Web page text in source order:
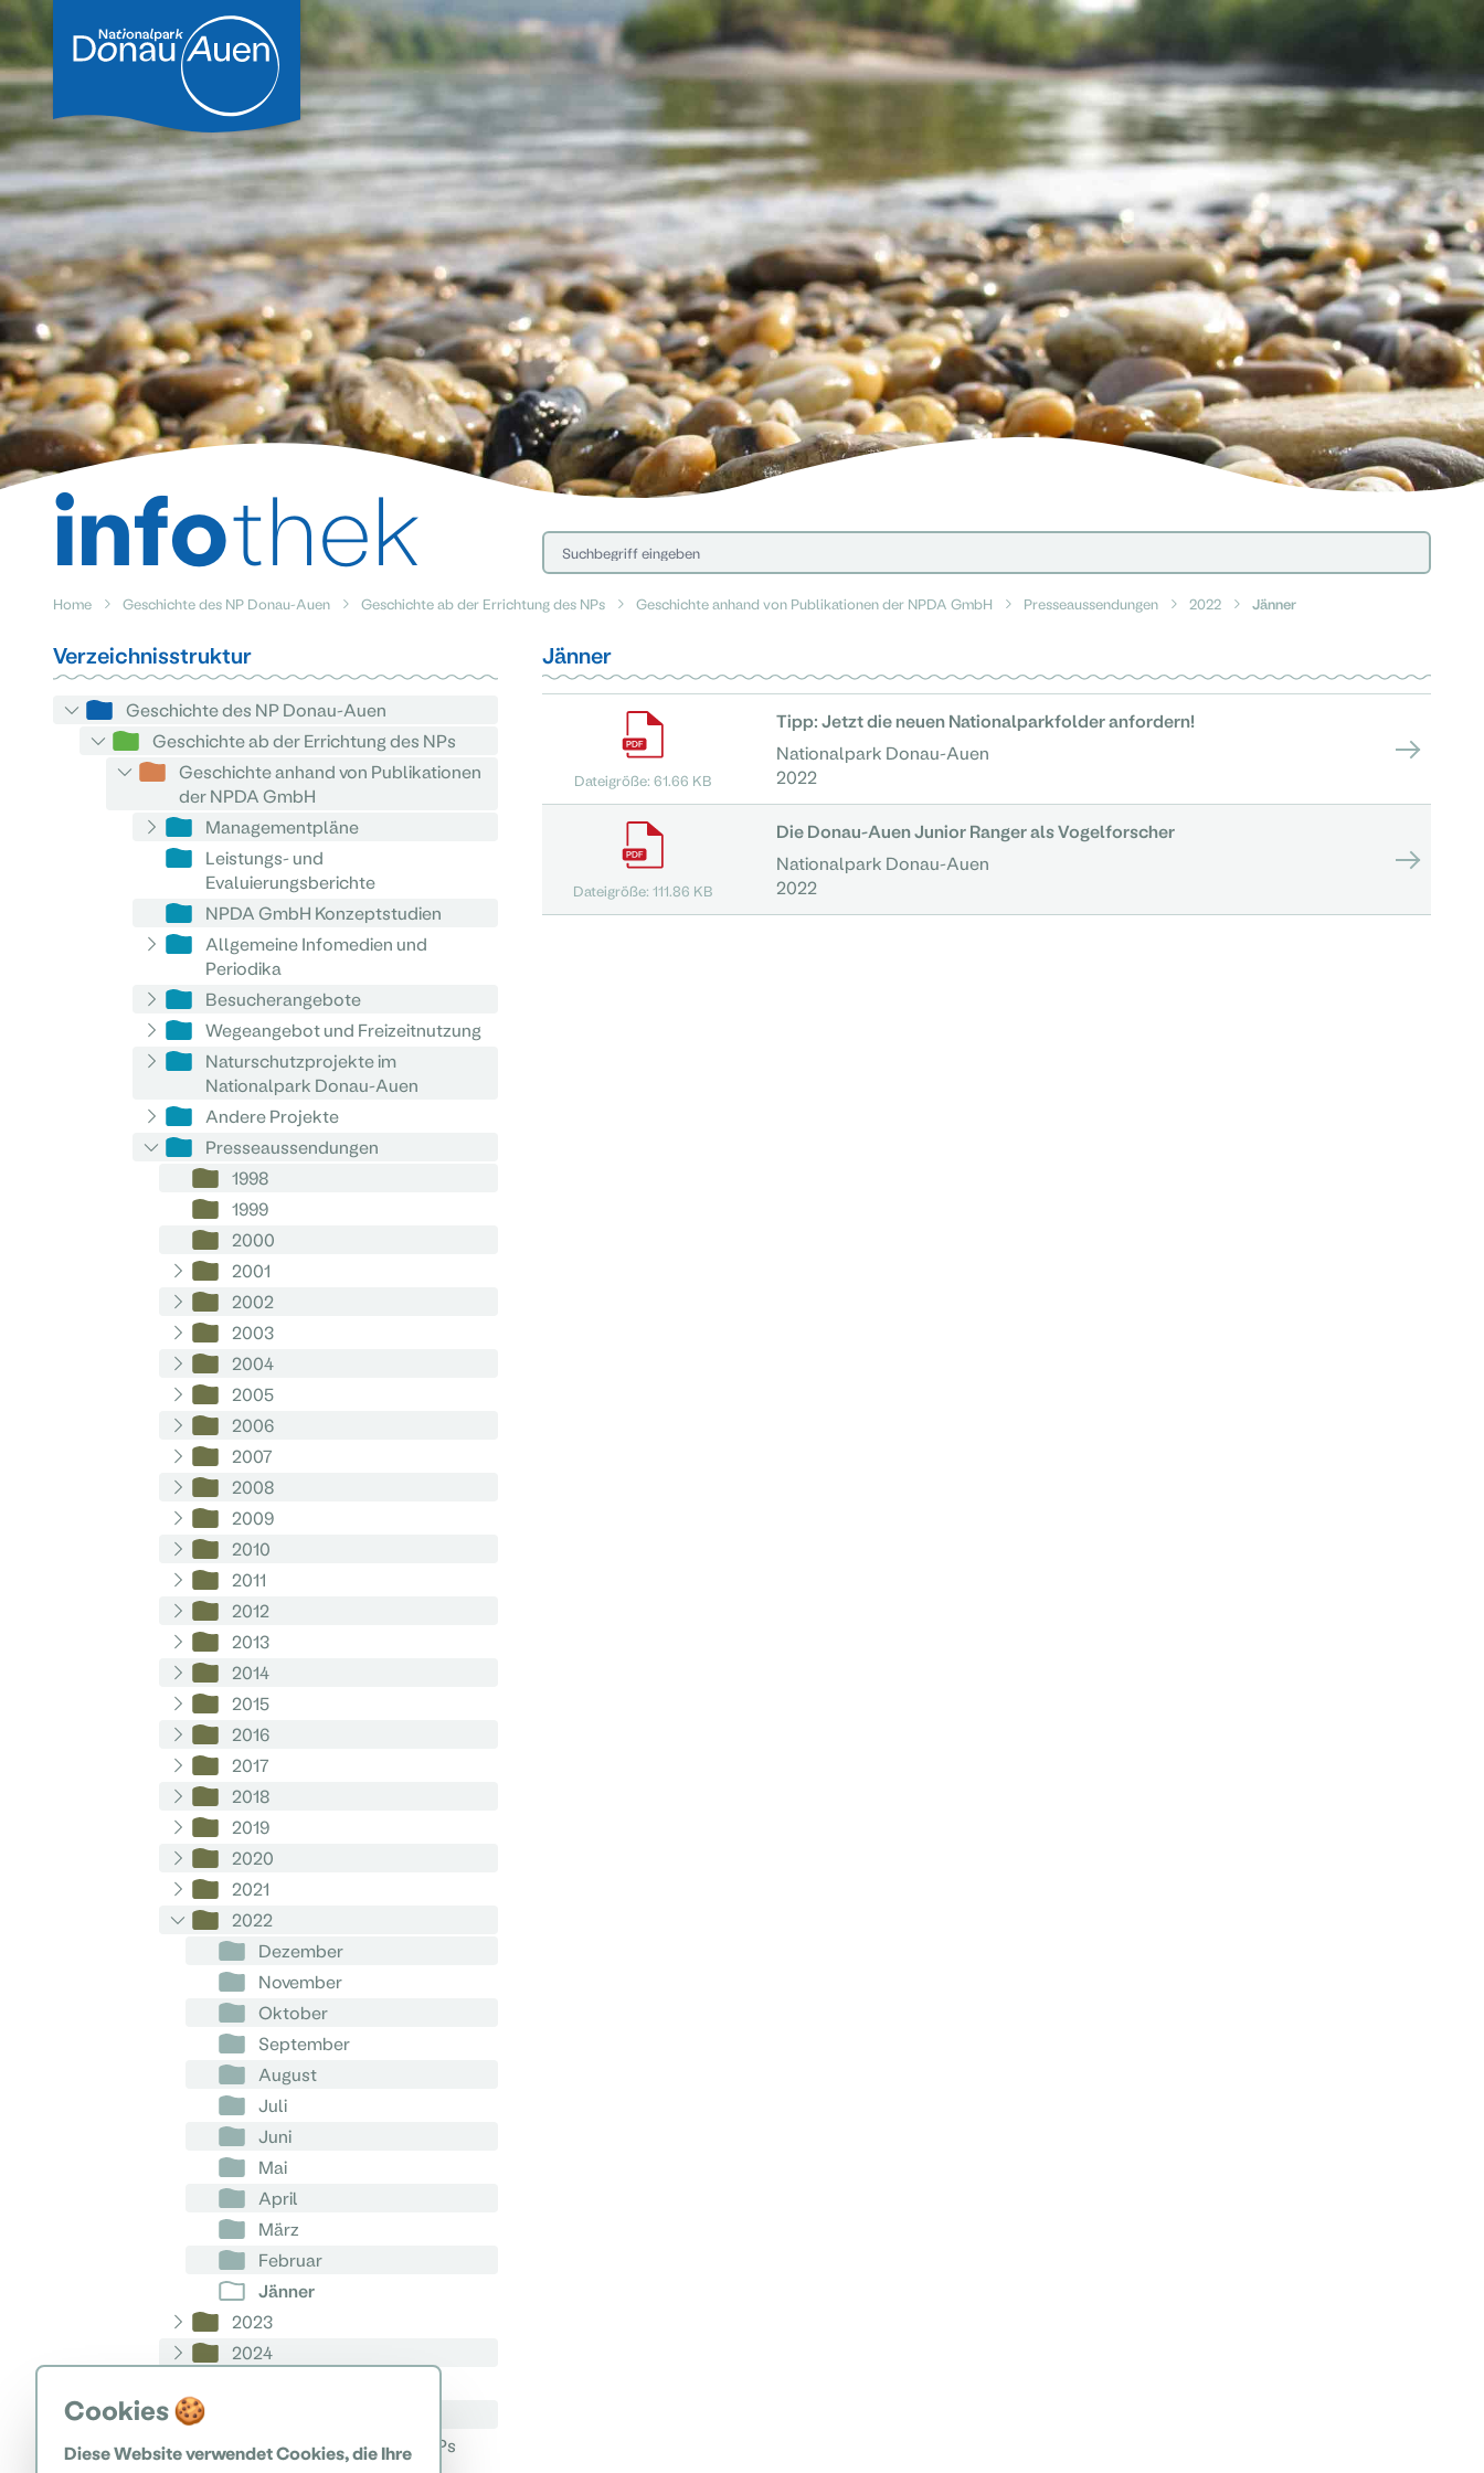
Cookies 🍪
Diese Website verwendet Cookies, die Ihre
infothek
Home Geschichte des NP Donau-Auen Geschichte ab der Errichtung des NPs Geschichte anhand von Publikationen der NPDA GmbH Presseaussendungen 2022 Jänner
Verzeichnisstruktur
Geschichte des NP Donau-Auen
Geschichte ab der Errichtung des NPs
Geschichte anhand von Publikationen
der NPDA GmbH
Managementpläne
Leistungs- und
Evaluierungsberichte
NPDA GmbH Konzeptstudien
Allgemeine Infomedien und
Periodika
Besucherangebote
Wegeangebot und Freizeitnutzung
Naturschutzprojekte im
Nationalpark Donau-Auen
Andere Projekte
Presseaussendungen
1998
1999
2000
2001
2002
2003
2004
2005
2006
2007
2008
2009
2010
2011
2012
2013
2014
2015
2016
2017
2018
2019
2020
2021
2022
Dezember
November
Oktober
September
August
Juli
Juni
Mai
April
März
Februar
Jänner
2023
2024
Geschichte bis zur Errichtung des NPs
Jänner
Dateigröße: 61.66 KB
Tipp: Jetzt die neuen Nationalparkfolder anfordern!
Nationalpark Donau-Auen
2022
Dateigröße: 111.86 KB
Die Donau-Auen Junior Ranger als Vogelforscher
Nationalpark Donau-Auen
2022